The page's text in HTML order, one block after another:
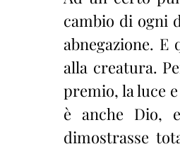
cambio di ogni
abnegazione.
alla creatura.
premio, la luce
è anche Dio,
dimostrasse